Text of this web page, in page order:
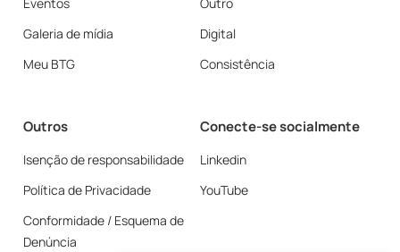
Galeria de mídia
Meu BTG
Digital
Consistência
Outros
Isenção de responsabilidade
Política de Privacidade
Conformidade / Esquema de
Denúncia
Conecte-se socialmente
Linkedin
YouTube